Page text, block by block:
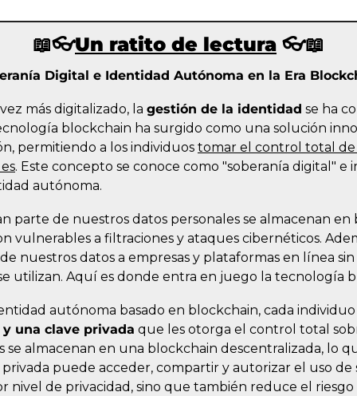
📖👓Un ratito de lectura 👓📖
Digital e Identidad Autónoma en la Era
más digitalizado, la gestión de la identidad se ha
blockchain ha surgido como una solución
permitiendo a los individuos tomar el control total
. Este concepto se conoce como "soberanía digital" e
autónoma.
parte de nuestros datos personales se almacenan en
vulnerables a filtraciones y ataques cibernéticos.
nuestros datos a empresas y plataformas en línea sin
utilizan. Aquí es donde entra en juego la tecnología
autónoma basado en blockchain, cada
una clave privada que les otorga el control total
se almacenan en una blockchain descentralizada, lo
puede acceder, compartir y autorizar el uso de
nivel de privacidad, sino que también reduce el